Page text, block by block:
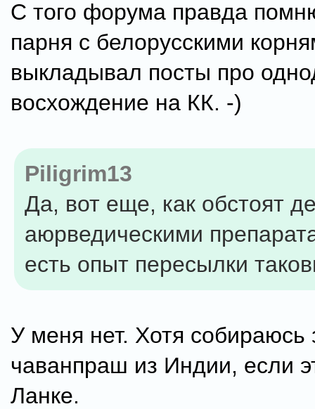
С того форума правда
парня с белорусскими
выкладывал посты про
восхождение на КК. -)
Piligrim13
Да, вот еще, как обстоят
аюрведическими
есть опыт пересылки
У меня нет. Хотя собираюсь
чаванпраш из Индии, если
Ланке.